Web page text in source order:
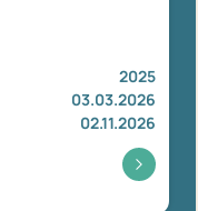
2025
03.03.2026
02.11.2026